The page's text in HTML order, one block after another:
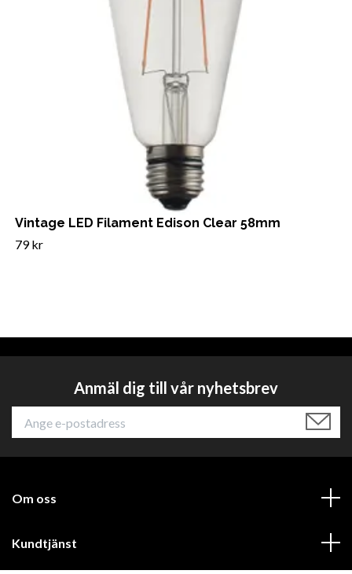
Vintage LED Filament Edison Clear 58mm
79 kr
Anmäl dig till vår nyhetsbrev
Om oss
Kundtjänst